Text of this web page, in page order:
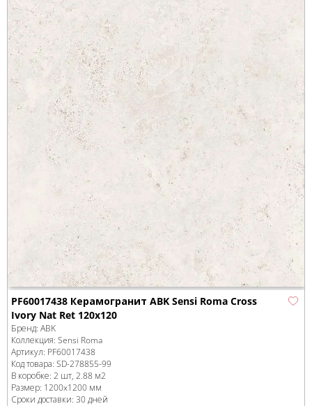
PF60017438 Керамогранит ABK Sensi Roma Cross
Ivory Nat Ret 120x120
Бренд: ABK
Коллекция: Sensi Roma
Артикул: PF60017438
Код товара: SD-278855-99
В коробке: 2 шт, 2.88 м2
Размер: 1200x1200 мм
Сроки доставки: 30 дней